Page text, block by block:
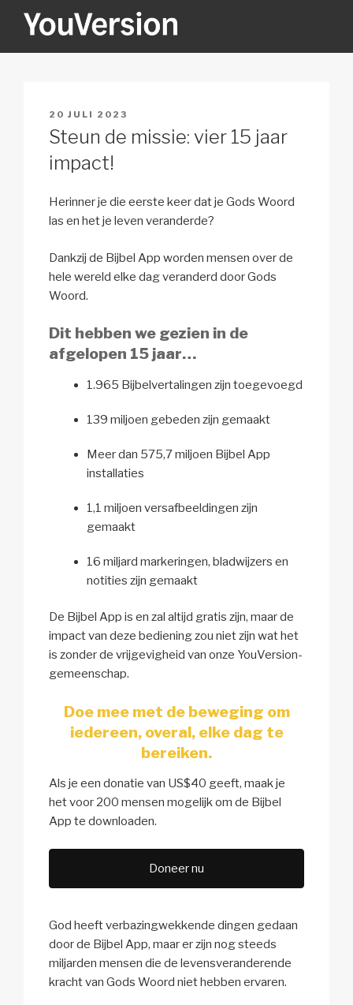
YOUVERSION
GEPLAATST
OP
20 JULI 2023
Steun de missie: vier 15 jaar
impact!
Herinner je die eerste keer dat je Gods Woord
las en het je leven veranderde?
Dankzij de Bijbel App worden mensen over de
hele wereld elke dag veranderd door Gods
Woord.
Dit hebben we gezien in de
afgelopen 15 jaar…
1.965 Bijbelvertalingen zijn toegevoegd
139 miljoen gebeden zijn gemaakt
Meer dan 575,7 miljoen Bijbel App
installaties
1,1 miljoen versafbeeldingen zijn
gemaakt
16 miljard markeringen, bladwijzers en
notities zijn gemaakt
De Bijbel App is en zal altijd gratis zijn, maar de
impact van deze bediening zou niet zijn wat het
is zonder de vrijgevigheid van onze YouVersion-
gemeenschap.
Doe mee met de beweging om
iedereen, overal, elke dag te
bereiken.
Als je een donatie van US$40 geeft, maak je
het voor 200 mensen mogelijk om de Bijbel
App te downloaden.
Doneer nu
God heeft verbazingwekkende dingen gedaan
door de Bijbel App, maar er zijn nog steeds
miljarden mensen die de levensveranderende
kracht van Gods Woord niet hebben ervaren.